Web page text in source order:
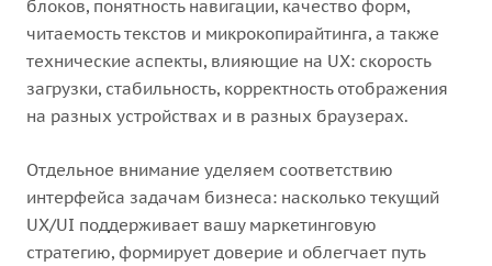
блоков, понятность навигации, качество форм,
читаемость текстов и микрокопирайтинга, а также
технические аспекты, влияющие на UX: скорость
загрузки, стабильность, корректность отображения
на разных устройствах и в разных браузерах.
Отдельное внимание уделяем соответствию
интерфейса задачам бизнеса: насколько текущий
UX/UI поддерживает вашу маркетинговую
стратегию, формирует доверие и облегчает путь